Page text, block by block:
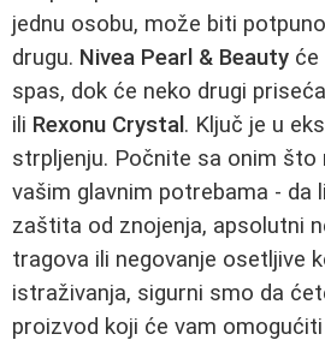
jednu osobu, može biti
drugu. Nivea Pearl & Beauty će
spas, dok će neko drugi
ili Rexonu Crystal . Ključ je u
strpljenju. Počnite sa onim što
vašim glavnim potrebama - da
zaštita od znojenja, apsolutni
tragova ili negovanje osetljive
istraživanja, sigurni smo da
proizvod koji će vam